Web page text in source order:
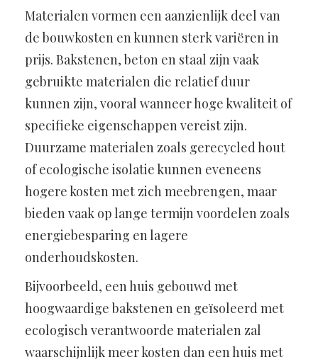
Materialen vormen een aanzienlijk deel van
de bouwkosten en kunnen sterk variëren in
prijs. Bakstenen, beton en staal zijn vaak
gebruikte materialen die relatief duur
kunnen zijn, vooral wanneer hoge kwaliteit of
specifieke eigenschappen vereist zijn.
Duurzame materialen zoals gerecycled hout
of ecologische isolatie kunnen eveneens
hogere kosten met zich meebrengen, maar
bieden vaak op lange termijn voordelen zoals
energiebesparing en lagere
onderhoudskosten.
Bijvoorbeeld, een huis gebouwd met
hoogwaardige bakstenen en geïsoleerd met
ecologisch verantwoorde materialen zal
waarschijnlijk meer kosten dan een huis met